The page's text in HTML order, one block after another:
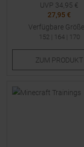
UVP 34,95 €
27,95 €
Verfügbare
152| 164| 170
ZUM PRODUKT